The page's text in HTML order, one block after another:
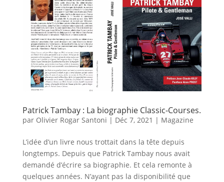
Patrick Tambay : La biographie Classic-Courses.
par Olivier Rogar Santoni | Déc 7, 2021 | Magazine
L’idée d’un livre nous trottait dans la tête depuis
longtemps. Depuis que Patrick Tambay nous avait
demandé d’écrire sa biographie. Et cela remonte à
quelques années. N’ayant pas la disponibilité que